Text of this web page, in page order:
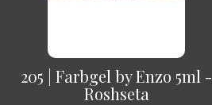
205 | Farbgel by Enzo 5ml -
Roshseta